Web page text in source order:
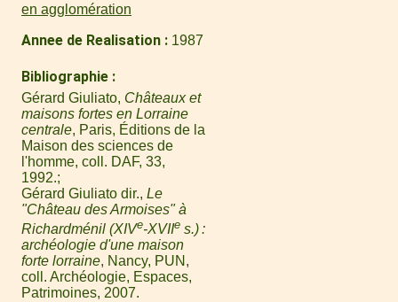
en agglomération
Annee de Realisation 1987
Bibliographie
Gérard Giuliato, Châteaux et
maisons fortes en Lorraine
centrale, Paris, Éditions de la
Maison des sciences de
l'homme, coll. DAF, 33,
1992.
Gérard Giuliato dir., Le
"Château des Armoises" à
Richardménil (XIVe-XVIIe s.) :
archéologie d'une maison
forte lorraine, Nancy, PUN,
coll. Archéologie, Espaces,
Patrimoines, 2007.